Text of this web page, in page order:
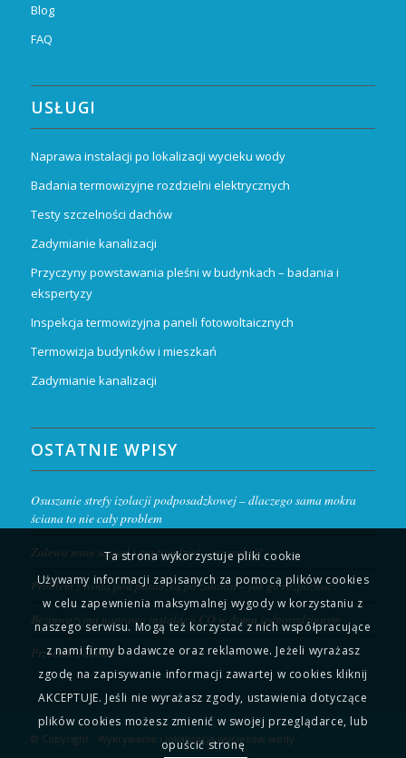
Blog
FAQ
USŁUGI
Naprawa instalacji po lokalizacji wycieku wody
Badania termowizyjne rozdzielni elektrycznych
Testy szczelności dachów
Zadymianie kanalizacji
Przyczyny powstawania pleśni w budynkach – badania i
ekspertyzy
Inspekcja termowizyjna paneli fotowoltaicznych
Termowizja budynków i mieszkań
Zadymianie kanalizacji
OSTATNIE WPISY
Osuszanie strefy izolacji podposadzkowej – dlaczego sama mokra
ściana to nie cały problem
Zalewa mnie sąsiad i ma to gdzieś – co zrobić?
Problem z wodą pod posadzką po zalaniu – jak go rozpoznać?
Bezinwazyjna naprawa instalacji CO w domu jednorodzinnym
Przeciek z dachu
© Copyright - Wykrywanie i lokalizacja wycieków wody
Ta strona wykorzystuje pliki cookie
Używamy informacji zapisanych za pomocą plików cookies
w celu zapewnienia maksymalnej wygody w korzystaniu z
naszego serwisu. Mogą też korzystać z nich współpracujące
z nami firmy badawcze oraz reklamowe. Jeżeli wyrażasz
zgodę na zapisywanie informacji zawartej w cookies kliknij
AKCEPTUJE. Jeśli nie wyrażasz zgody, ustawienia dotyczące
plików cookies możesz zmienić w swojej przeglądarce, lub
opuścić stronę